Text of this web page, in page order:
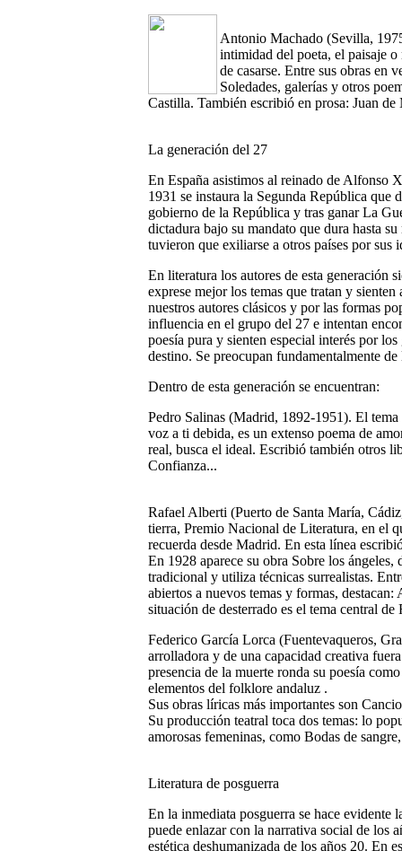
Antonio Machado (Sevilla,
intimidad del poeta, el paisaje
de casarse. Entre sus obras en
Soledades, galerías y otros
Castilla. También escribió en prosa: Juan
La generación del 27
En España asistimos al reinado de Alfonso
1931 se instaura la Segunda República que
gobierno de la República y tras ganar La
dictadura bajo su mandato que dura hasta
tuvieron que exiliarse a otros países por sus
En literatura los autores de esta generación
exprese mejor los temas que tratan y
nuestros autores clásicos y por las formas
influencia en el grupo del 27 e intentan
poesía pura y sienten especial interés por
destino. Se preocupan fundamentalmente
Dentro de esta generación se encuentran:
Pedro Salinas (Madrid, 1892-1951). El
voz a ti debida, es un extenso poema de
real, busca el ideal. Escribió también otros
Confianza...
Rafael Alberti (Puerto de Santa María,
tierra, Premio Nacional de Literatura, en el
recuerda desde Madrid. En esta línea
En 1928 aparece su obra Sobre los
tradicional y utiliza técnicas surrealistas.
abiertos a nuevos temas y formas,
situación de desterrado es el tema central
Federico García Lorca (Fuentevaqueros,
arrolladora y de una capacidad creativa
presencia de la muerte ronda su poesía
elementos del folklore andaluz .
Sus obras líricas más importantes son
Su producción teatral toca dos temas: lo
amorosas femeninas, como Bodas de
Literatura de posguerra
En la inmediata posguerra se hace
puede enlazar con la narrativa social de los
estética deshumanizada de los años 20. En